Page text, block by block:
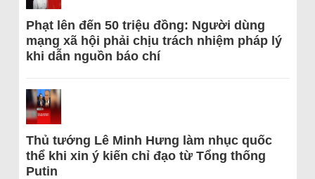
Phạt lên đến 50 triệu đồng: Người dùng
mạng xã hội phải chịu trách nhiệm pháp lý
khi dẫn nguồn báo chí
Thủ tướng Lê Minh Hưng làm nhục quốc
thể khi xin ý kiến chỉ đạo từ Tổng thống
Putin